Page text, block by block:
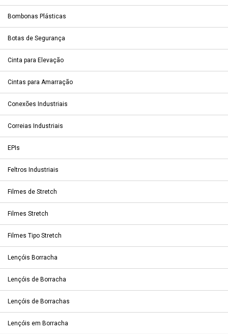
Bombonas Plásticas
Botas de Segurança
Cinta para Elevação
Cintas para Amarração
Conexões Industriais
Correias Industriais
EPIs
Feltros Industriais
Filmes de Stretch
Filmes Stretch
Filmes Tipo Stretch
Lençóis Borracha
Lençóis de Borracha
Lençóis de Borrachas
Lençóis em Borracha